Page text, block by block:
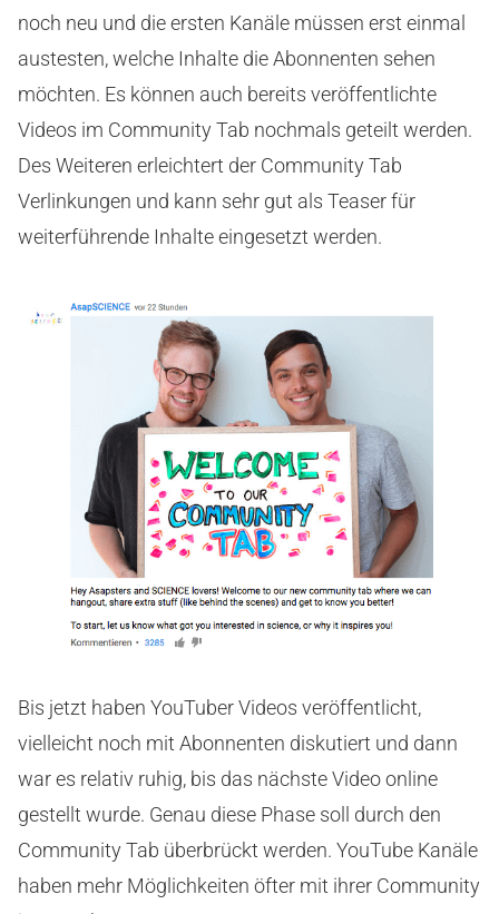
noch neu und die ersten Kanäle müssen erst einmal
austesten, welche Inhalte die Abonnenten sehen
möchten. Es können auch bereits veröffentlichte
Videos im Community Tab nochmals geteilt werden.
Des Weiteren erleichtert der Community Tab
Verlinkungen und kann sehr gut als Teaser für
weiterführende Inhalte eingesetzt werden.
Bis jetzt haben YouTuber Videos veröffentlicht,
vielleicht noch mit Abonnenten diskutiert und dann
war es relativ ruhig, bis das nächste Video online
gestellt wurde. Genau diese Phase soll durch den
Community Tab überbrückt werden. YouTube Kanäle
haben mehr Möglichkeiten öfter mit ihrer Community